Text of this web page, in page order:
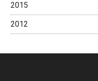
2015
2012